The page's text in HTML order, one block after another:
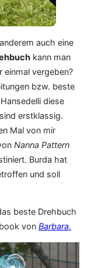
auch eine
kann man
einmal vergeben?
bzw. beste
diese
erstklassig.
Mal von mir
Nanna Pattern
Burda hat
und soll
beste Drehbuch
von Barbara.